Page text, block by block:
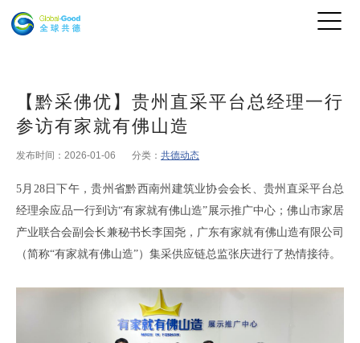
【黔采佛优】贵州直采平台总经理一行
参访有家就有佛山造
发布时间：2026-01-06 分类： 共德动态
5月 28日下午，贵州省黔西南州建筑业协会会长、贵州直采平台总
经理余应品一行到访“有家就有佛山造”展示推广中心 ；佛山市家居
产业联合会副会长兼秘书长李国尧，广东有家就有佛山造有限公司
（简称“有家就有佛山造”）集采供应链总监张庆进行了热情接待。